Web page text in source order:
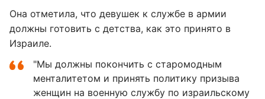
Она отметила, что девушек к службе в армии
должны готовить с детства, как это принято в
Израиле.
"Мы должны покончить с старомодным
менталитетом и принять политику призыва
женщин на военную службу по израильскому